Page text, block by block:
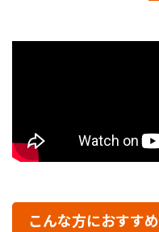
こんな方におすすめ